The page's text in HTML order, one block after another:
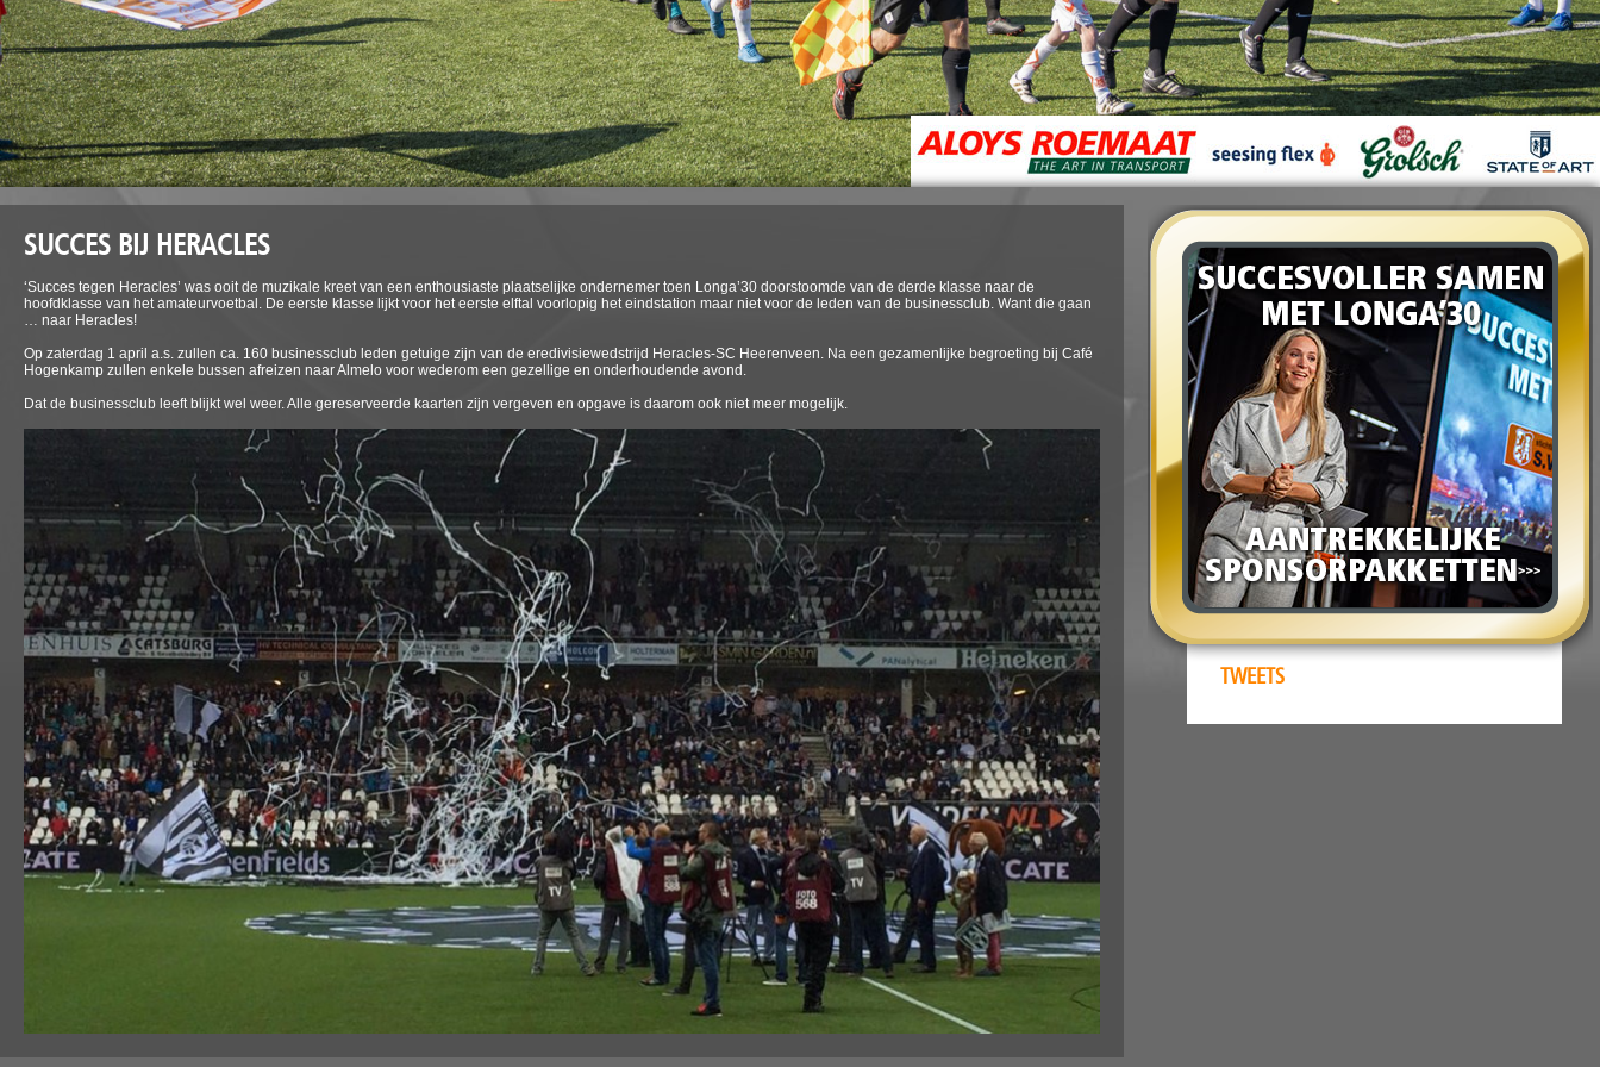
SUCCES BIJ HERACLES
‘Succes tegen Heracles’ was ooit de muzikale kreet van een enthousiaste plaatselijke ondernemer toen Longa’30 doorstoomde van de derde klasse naar de
hoofdklasse van het amateurvoetbal. De eerste klasse lijkt voor het eerste elftal voorlopig het eindstation maar niet voor de leden van de businessclub. Want die gaan
… naar Heracles!
Op zaterdag 1 april a.s. zullen ca. 160 businessclub leden getuige zijn van de eredivisiewedstrijd Heracles-SC Heerenveen. Na een gezamenlijke begroeting bij Café
Hogenkamp zullen enkele bussen afreizen naar Almelo voor wederom een gezellige en onderhoudende avond.
Dat de businessclub leeft blijkt wel weer. Alle gereserveerde kaarten zijn vergeven en opgave is daarom ook niet meer mogelijk.
TWEETS